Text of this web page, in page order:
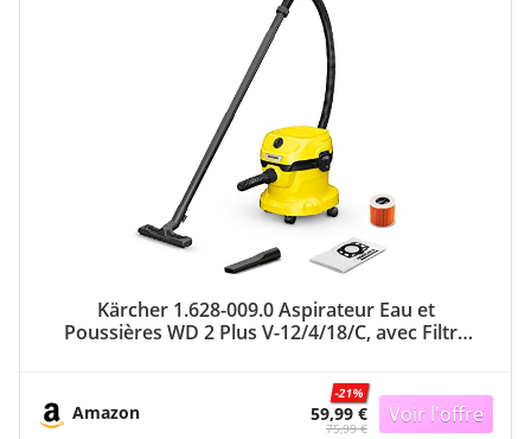
Kärcher 1.628-009.0 Aspirateur Eau et
Poussières WD 2 Plus V-12/4/18/C, avec Filtre
PVC : 12 l, Tube d’Aspiration : 1,8 m, Suceur
Sol/Fentes, Jaune
Amazon 59,99 €
-21%
75,99 €